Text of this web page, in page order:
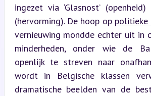
ingezet via ‘Glasnost’ (openheid)
(hervorming). De hoop op politieke
vernieuwing mondde echter uit in
minderheden, onder wie de
openlijk te streven naar
wordt in Belgische klassen
dramatische beelden van de